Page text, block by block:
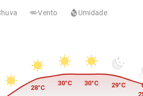
Vento Umidade